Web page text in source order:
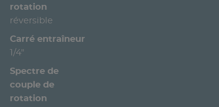
rotation
réversible
Carré entraîneur
1/4"
Spectre de
couple de
rotation